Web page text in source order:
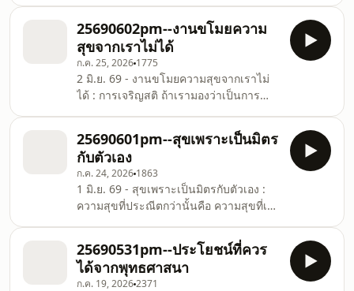
ความทุกข์ให้เป็น จนกระทั่งเข้าถึงสมุทัย
และถอนสมุทัยออกไปจากใจได้ พูดง่ายๆ
คือว่าที
หรือว่าเราทำอะไรที่ไม่ถูกต้อง แต่ว่าถ้าเรา
รู้ทันเพราะมีสติ แทนที่เราจะว่าเขา เราก็
ขอบคุณเขา เหมือนกับบางที่เราพูดอะไรผิด
พลาดก็มีคนทวงติง แม้ว่าจะต่อหน้า
ธารกำนัล มันธรรมดามากที่จะรู้สึกเสียหน้า
แล้วก็จะเกิดไม่พอใจคนที่ท้วงติง แต่นั่นเป็น
ปฏิกิริยาของคนที่ไม่มีสติ เป็นคนที่ไ
25690602pm--งานขโมยความ
สุขจากเราไม่ได้
ก.ค. 25, 2026 1775
2 มิ.ย. 69 - งานขโมยความสุขจากเราไม่
ได้ : การเจริญสติ ถ้าเรามองว่าเป็นการ
ทำงาน โดยเฉพาะการทำงานทางโลก ถ้า
เรามองว่าการปฏิบัติธรรมเป็นเรื่องของ
ธรรมะ มันก็เป็นสิ่งจำเป็นสำหรับการใช้
ชีวิตทางโลก เดี๋ยวนี้เราทำงานใช้ชีวิตทาง
โลก เราไม่สนใจการฝึกจิต ไม่สนใจการ
เจริญสติ ก็เลยอยู่ในโลกอย่างรุ่มร้อน แม้
กระทั่งวันหยุดก็ไม่มีความสุข เพราะว่าคอย
แต่พะวงว่าจะมีงานเข้ามา
25690601pm--สุขเพราะเป็นมิตร
กับตัวเอง
ก.ค. 24, 2026 1863
1 มิ.ย. 69 - สุขเพราะเป็นมิตรกับตัวเอง :
ความสุขที่ประณีตกว่านั้นคือ ความสุขที่เกิด
ภายใน อย่างที่พระพุทธเจ้าตรัสว่า สุขอื่นยิ่ง
กว่าความสงบไม่มี สงบที่ว่านี้ไม่ใช่สงบจาก
เสียงดังนะ อันนั้นมันเป็นเรื่องหยาบ สงบ
25690531pm--ประโยชน์ที่ควร
ได้จากพุทธศาสนา
ก.ค. 19, 20262371